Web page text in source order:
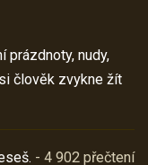
prázdnoty, nudy,
člověk zvykne žít
- 4 902 přečtení